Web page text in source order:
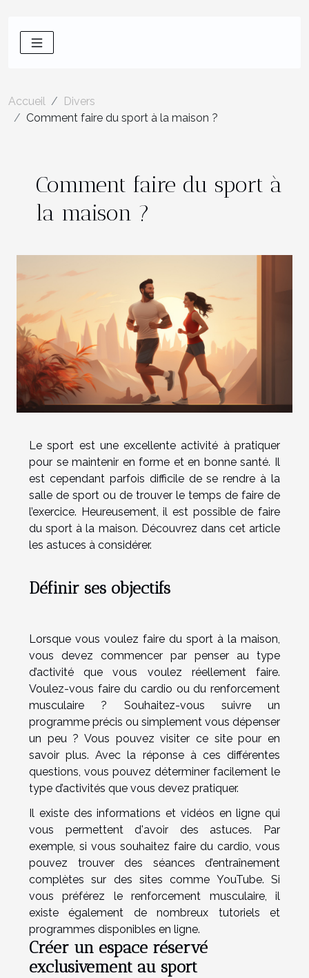
Accueil
Divers
Comment faire du sport à la maison ?
Comment faire du sport à
la maison ?
Le sport est une excellente activité à pratiquer
pour se maintenir en forme et en bonne santé. Il
est cependant parfois difficile de se rendre à la
salle de sport ou de trouver le temps de faire de
l’exercice. Heureusement, il est possible de faire
du sport à la maison. Découvrez dans cet article
les astuces à considérer.
Définir ses objectifs
Lorsque vous voulez faire du sport à la maison,
vous devez commencer par penser au type
d’activité que vous voulez réellement faire.
Voulez-vous faire du cardio ou du renforcement
musculaire ? Souhaitez-vous suivre un
programme précis ou simplement vous dépenser
un peu ? Vous pouvezvisiter ce sitepour en
savoir plus. Avec la réponse à ces différentes
questions, vous pouvez déterminer facilement le
type d’activités que vous devez pratiquer.
Il existe des informations et vidéos en ligne qui
vous permettent d'avoir des astuces. Par
exemple, si vous souhaitez faire du cardio, vous
pouvez trouver des séances d’entraînement
complètes sur des sites comme YouTube. Si
vous préférez le renforcement musculaire, il
existe également de nombreux tutoriels et
programmes disponibles en ligne.
Créer un espace réservé
exclusivement au sport